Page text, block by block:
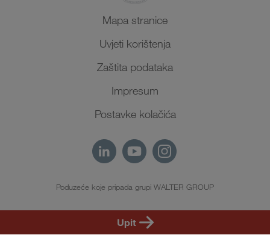
Upit
Mapa stranice
Uvjeti korištenja
Zaštita podataka
Impresum
Postavke kolačića
Poduzeće koje pripada grupi WALTER GROUP